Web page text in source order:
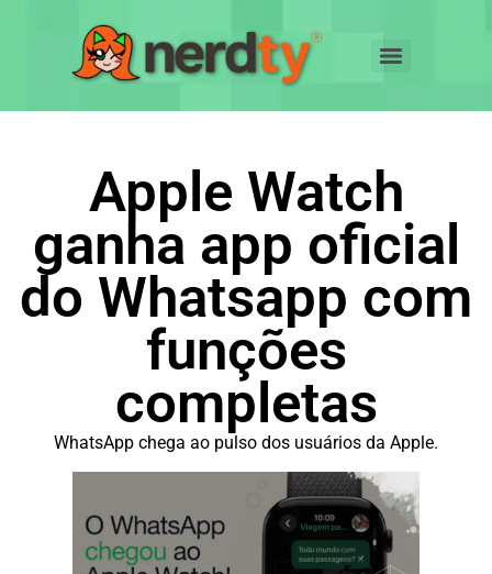
Apple Watch
ganha app oficial
do Whatsapp com
funções
completas
WhatsApp chega ao pulso dos usuários da Apple.